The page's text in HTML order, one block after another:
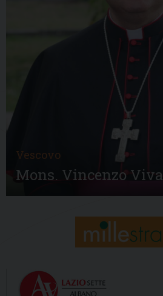
Vescovo
Mons. Vincenzo Viva